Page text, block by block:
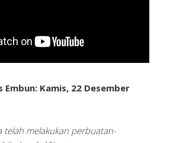
Embun: Kamis, 22 Desember
telah melakukan perbuatan-